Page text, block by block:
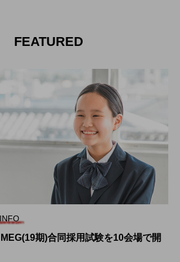
プライベート
採用試験 着物
給料
FEATURED
期)合同採用試験を10会場で開